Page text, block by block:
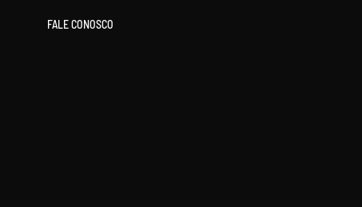
FALE CONOSCO